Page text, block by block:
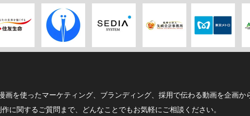
を使ったマーケティング、ブランディング、採用で伝わる動画を企画か
に関するご質問まで、どんなことでもお気軽にご相談ください。